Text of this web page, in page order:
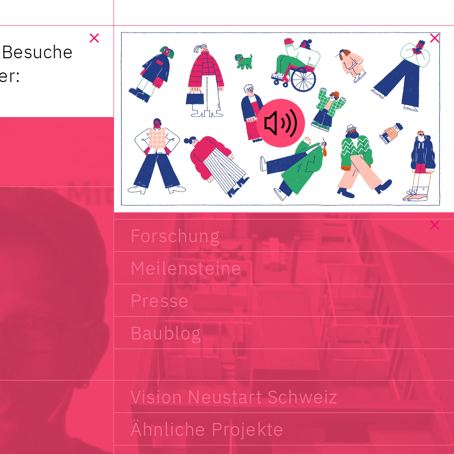
Aktuelles
Mitmachen
Termine
Veranstaltungen
Vermietung
Forschung
Meilensteine
Presse
Baublog
Vision Neustart Schweiz
Ähnliche Projekte